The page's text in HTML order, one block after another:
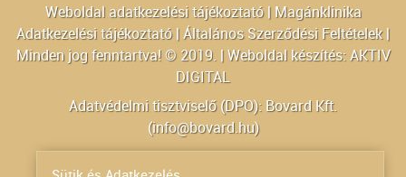
Weboldal adatkezelési tájékoztató| Magánklinika
Adatkezelési tájékoztató|Általános Szerződési Feltételek|
Minden jog fenntartva! © 2019. | Weboldal készítés:AKTIV
DIGITAL
Adatvédelmi tisztviselő (DPO): Bovard Kft.
(info@bovard.hu)